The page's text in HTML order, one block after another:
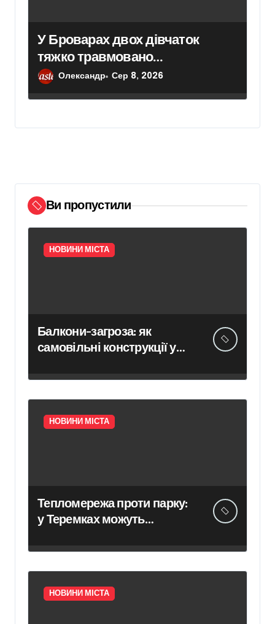
У Броварах двох дівчаток
тяжко травмовано
електричним струмом
Олександр Сер 8, 2026
Ви пропустили
НОВИНИ МІСТА
Балкони-загроза: як
самовільні конструкції у
будинків і ставлять під
ризик сусідів
НОВИНИ МІСТА
Тепломережа проти парку:
у Теремках можуть
НОВИНИ МІСТА